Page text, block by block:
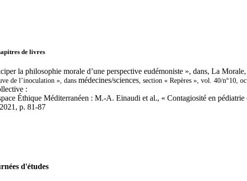
de livres
la philosophie morale d’une perspective eudémoniste », dans, La Morale
de l’inoculation », dans médecines/sciences , section « Repères », vol. 40/n°10,
:
Éthique Méditerranéen : M.-A. Einaudi et al., « Contagiosité en pédiatrie
p. 81-87
d'études